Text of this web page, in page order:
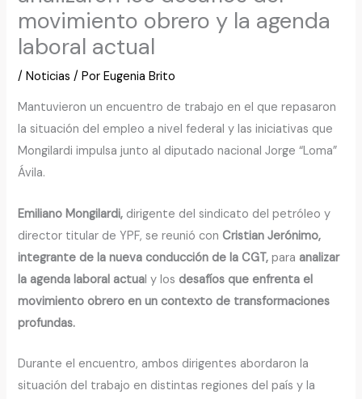
movimiento obrero y la agenda
laboral actual
/Noticias / PorEugenia Brito
Mantuvieron un encuentro de trabajo en el que repasaron
la situación del empleo a nivel federal y las iniciativas que
Mongilardi impulsa junto al diputado nacional Jorge “Loma”
Ávila.
Emiliano Mongilardi, dirigente del sindicato del petróleo y
director titular de YPF, se reunió conCristian Jerónimo,
integrante de la nueva conducción de la CGT, para analizar
la agenda laboral actual y losdesafíos que enfrenta el
movimiento obrero en un contexto de transformaciones
profundas.
Durante el encuentro, ambos dirigentes abordaron la
situación del trabajo en distintas regiones del país y la